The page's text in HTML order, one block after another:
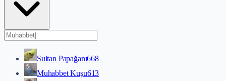
Sultan Papağanı668
Muhabbet Kuşu613